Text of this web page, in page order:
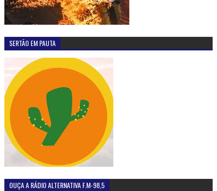
SERTÃO EM PAUTA
OUÇA A RÁDIO ALTERNATIVA F.M-98,5